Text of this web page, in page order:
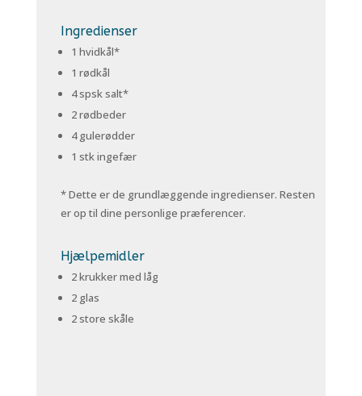
Ingredienser
1 hvidkål*
1 rødkål
4 spsk salt*
2 rødbeder
4 gulerødder
1 stk ingefær
* Dette er de grundlæggende ingredienser. Resten
er op til dine personlige præferencer.
Hjælpemidler
2 krukker med låg
2 glas
2 store skåle